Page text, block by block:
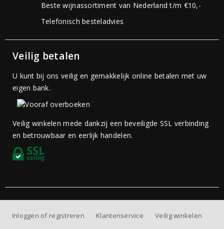
Beste wijnassortiment van Nederland t/m €10,-
Telefonisch besteladvies
Veilig betalen
U kunt bij ons veilig en gemakkelijk online betalen met uw
eigen bank.
Veilig winkelen mede dankzij een beveiligde SSL verbinding
en betrouwbaar en eerlijk handelen.
Inloggen of registreren Klantenservice
Veilig winkelen